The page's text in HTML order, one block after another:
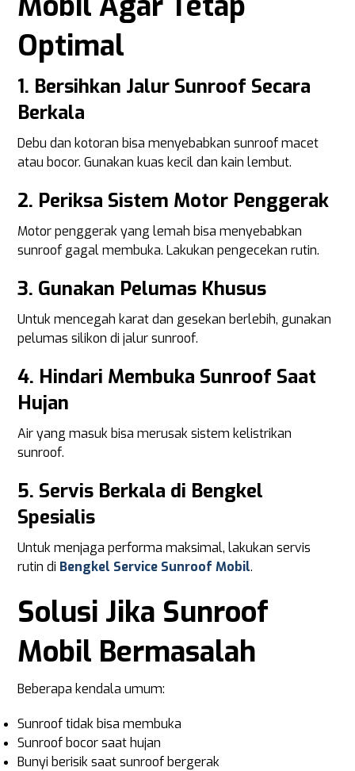
Optimal
1. Bersihkan Jalur Sunroof Secara
Berkala
Debu dan kotoran bisa menyebabkan sunroof macet
atau bocor. Gunakan kuas kecil dan kain lembut.
2. Periksa Sistem Motor Penggerak
Motor penggerak yang lemah bisa menyebabkan
sunroof gagal membuka. Lakukan pengecekan rutin.
3. Gunakan Pelumas Khusus
Untuk mencegah karat dan gesekan berlebih, gunakan
pelumas silikon di jalur sunroof.
4. Hindari Membuka Sunroof Saat
Hujan
Air yang masuk bisa merusak sistem kelistrikan
sunroof.
5. Servis Berkala di Bengkel
Spesialis
Untuk menjaga performa maksimal, lakukan servis
rutin di Bengkel Service Sunroof Mobil.
Solusi Jika Sunroof
Mobil Bermasalah
Beberapa kendala umum:
Sunroof tidak bisa membuka
Sunroof bocor saat hujan
Bunyi berisik saat sunroof bergerak